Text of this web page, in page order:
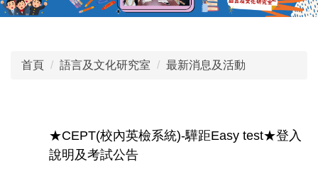
首頁 語言及文化研究室 最新消息及活動
★CEPT(校內英檢系統)-驊距Easy test★登入
說明及考試公告